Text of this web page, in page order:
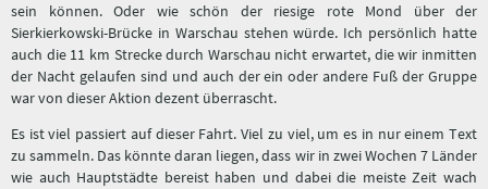
sein können. Oder wie schön der riesige rote Mond über der
Sierkierkowski-Brücke in Warschau stehen würde. Ich persönlich hatte
auch die 11 km Strecke durch Warschau nicht erwartet, die wir inmitten
der Nacht gelaufen sind und auch der ein oder andere Fuß der Gruppe
war von dieser Aktion dezent überrascht.
Es ist viel passiert auf dieser Fahrt. Viel zu viel, um es in nur einem Text
zu sammeln. Das könnte daran liegen, dass wir in zwei Wochen 7 Länder
wie auch Hauptstädte bereist haben und dabei die meiste Zeit wach